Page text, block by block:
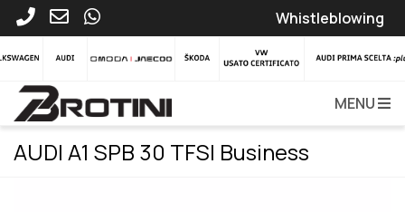
Whistleblowing
MENU
AUDI A1 SPB 30 TFSI Business